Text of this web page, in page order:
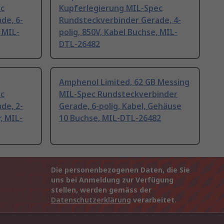
6-
MIL-
Kupferlegierung MIL-Spec
Rundsteckverbinder Gerade, 4-
polig, 850V, Kabel Buchse, MIL-
DTL-26482
2-
MIL-
Amphenol Limited, 62 GB Messing
MIL-Spec Rundsteckverbinder
Gerade, 6-polig, Kabel, Gehäuse
10 Buchse, MIL-DTL-26482
Die personenbezogenen Daten, die Sie
uns bei Anmeldung zur Verfügung
stellen, werden gemäss der
Datenschutzerklärung verarbeitet.